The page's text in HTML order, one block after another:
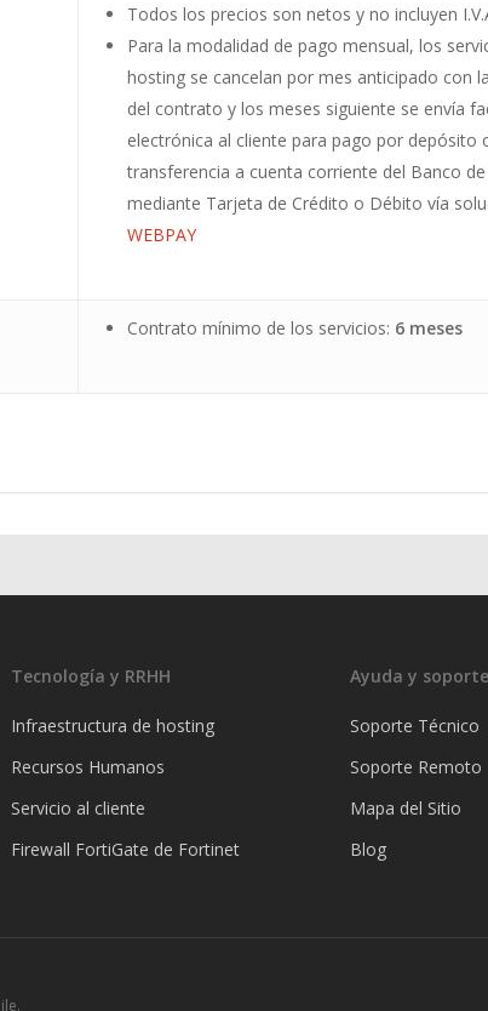
Todos los precios son netos y no incluyen
Para la modalidad de pago mensual, los
hosting se cancelan por mes anticipado con
del contrato y los meses siguiente se envía
electrónica al cliente para pago por depósito
transferencia a cuenta corriente del Banco de
mediante Tarjeta de Crédito o Débito vía
WEBPAY
Contrato mínimo de los servicios: 6 meses
Tecnología y RRHH
Infraestructura de hosting
Recursos Humanos
Servicio al cliente
Firewall FortiGate de Fortinet
Ayuda y soporte
Soporte Técnico
Soporte Remoto
Mapa del Sitio
Blog